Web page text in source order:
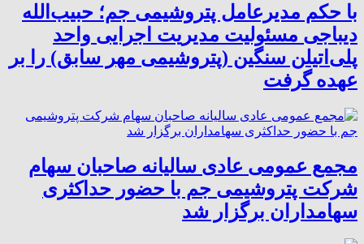
با حکم مدیرعامل پتروشیمی جم؛ حبیب‌الله
دیباجی مسئولیت مدیریت اجرایی واحد
پلی‌اتیلن سنگین (پتروشیمی مهر سابق) را بر
عهده گرفت
مجمع عمومی عادی سالیانه صاحبان سهام
شرکت پتروشیمی جم با حضور حداکثری
سهامداران برگزار شد